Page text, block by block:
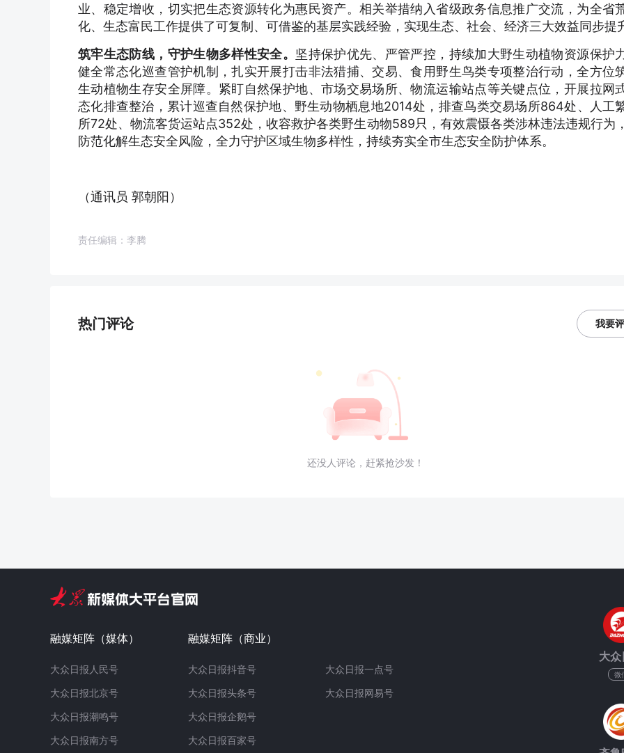
业、稳定增收，切实把生态资源转化为惠民资产。相关举措纳入省级政务信息推广交流，为全省
化、生态富民工作提供了可复制、可借鉴的基层实践经验，实现生态、社会、经济三大效益同步提
筑牢生态防线，守护生物多样性安全。 坚持保护优先、严管严控，持续加大野生动植物资源保护
健全常态化巡查管护机制，扎实开展打击非法猎捕、交易、食用野生鸟类专项整治行动，全方位
生动植物生存安全屏障。紧盯自然保护地、市场交易场所、物流运输站点等关键点位，开展拉网
态化排查整治，累计巡查自然保护地、野生动物栖息地2014处，排查鸟类交易场所864处、人工
所72处、物流客货运站点352处，收容救护各类野生动物589只，有效震慑各类涉林违法违规行为
防范化解生态安全风险，全力守护区域生物多样性，持续夯实全市生态安全防护体系。
（通讯员 郭朝阳）
责任编辑：李腾
热门评论 我要
还没人评论，赶紧抢沙发！
融媒矩阵（媒体）
大众日报人民号
大众日报北京号
大众日报潮鸣号
大众日报南方号
融媒矩阵（商业）
大众日报抖音号
大众日报头条号
大众日报企鹅号
大众日报百家号
大众日报一点号
大众日报网易号
大
微